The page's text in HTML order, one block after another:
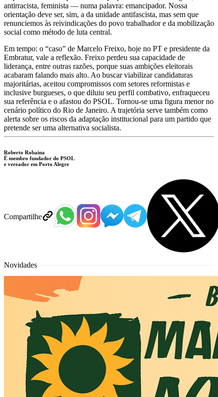
Compartilhe
antirracista, feminista — numa palavra: emancipador. Nossa
orientação deve ser, sim, a da unidade antifascista, mas sem que
renunciemos às reivindicações do povo trabalhador e da mobilização
social como método de luta central.
Em tempo: o “caso” de Marcelo Freixo, hoje no PT e presidente da
Embratur, vale a reflexão. Freixo perdeu sua capacidade de
liderança, entre outras razões, porque suas ambições eleitorais
acabaram falando mais alto. Ao buscar viabilizar candidaturas
majoritárias, aceitou compromissos com setores reformistas e
inclusive burgueses, o que diluiu seu perfil combativo, enfraqueceu
sua referência e o afastou do PSOL. Tornou-se uma figura menor no
cenário político do Rio de Janeiro. A trajetória serve também como
alerta sobre os riscos da adaptação institucional para um partido que
pretende ser uma alternativa socialista.
Roberto Robaina
É membro fundador do PSOL
e vereador em Porto Alegre
Novidades